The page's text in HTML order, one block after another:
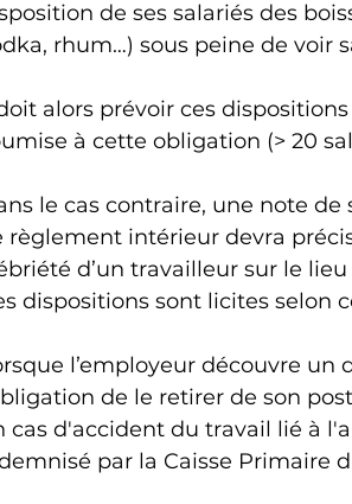
de ses salariés des
rhum…) sous peine de voir
alors prévoir ces
à cette obligation (> 20
le cas contraire, une note
règlement intérieur devra
d’un travailleur sur le
dispositions sont licites selon
l’employeur découvre un
de le retirer de son
cas d'accident du travail lié à
par la Caisse Primaire